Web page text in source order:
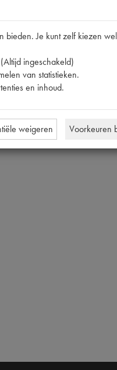
Je kunt zelf kiezen
ingeschakeld)
van statistieken.
en inhoud.
weigeren Voorkeuren